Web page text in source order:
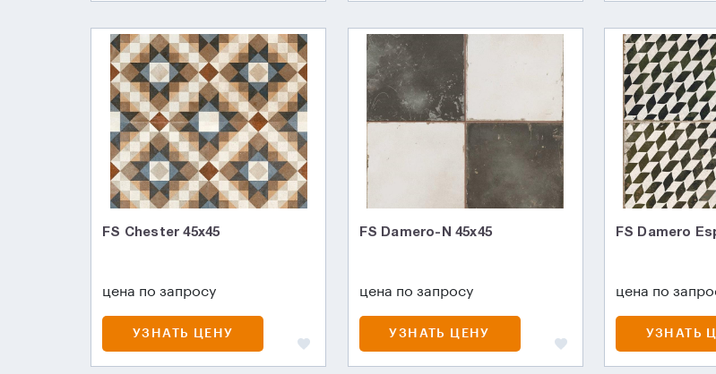
FS Chester 45x45
цена по запросу
УЗНАТЬ ЦЕНУ
FS Damero-N 45х45
цена по запросу
УЗНАТЬ ЦЕНУ
FS Damero
цена по
УЗНАТЬ